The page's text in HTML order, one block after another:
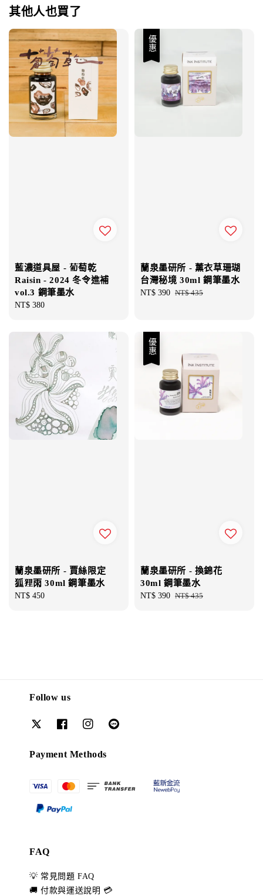
其他人也買了
藍濃道具屋 - 葡萄乾
Raisin - 2024 冬令進補
vol.3 鋼筆墨水
Regular
NT$ 380
優惠
蘭泉墨研所 - 薰衣草珊瑚
台灣秘境 30ml 鋼筆墨水
Sale
NT$ 390 Regular
NT$ 435
蘭泉墨研所 - 賈絲限定
狐狸雨 30ml 鋼筆墨水
Regular
NT$ 450
優惠
蘭泉墨研所 - 換錦花
30ml 鋼筆墨水
Sale
NT$ 390 Regular
NT$ 435
Follow us
Payment Methods
FAQ
💡 常見問題 FAQ
🚚 付款與運送說明 💳